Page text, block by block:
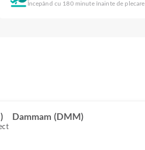
Începând cu 180 minute înainte de plecare
Dammam (DMM)